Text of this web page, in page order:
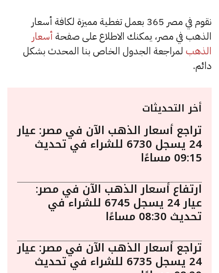
نقوم في مصر 365 بعمل تغطية مميزة لكافة أسعار
الذهب في مصر، يمكنك الاطلاع على صفحة أسعار
الذهب لمراجعة الجدول الخاص بنا المحدث بشكل
دائم.
أخر التحديثات
تراجع أسعار الذهب الآن في مصر: عيار
24 يسجل 6730 للشراء في تحديث
09:15 مساءًا
ارتفاع أسعار الذهب الآن في مصر:
عيار 24 يسجل 6745 للشراء في
تحديث 08:30 مساءًا
تراجع أسعار الذهب الآن في مصر: عيار
24 يسجل 6735 للشراء في تحديث